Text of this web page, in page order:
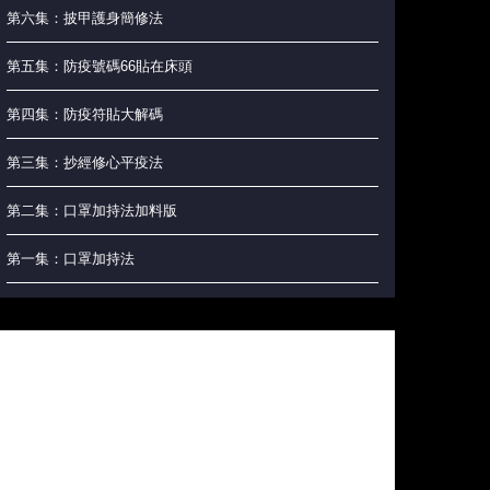
第六集：披甲護身簡修法
第五集：防疫號碼66貼在床頭
第四集：防疫符貼大解碼
第三集：抄經修心平疫法
第二集：口罩加持法加料版
第一集：口罩加持法